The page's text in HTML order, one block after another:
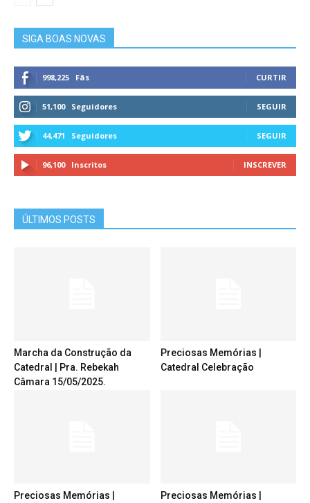
SIGA BOAS NOVAS
998,225 Fãs CURTIR
51,100 Seguidores SEGUIR
44,471 Seguidores SEGUIR
96,100 Inscritos INSCREVER
ÚLTIMOS POSTS
Marcha da Construção da
Catedral | Pra. Rebekah
Câmara 15/05/2025.
Preciosas Memórias |
Catedral Celebração
Preciosas Memórias |
Preciosas Memórias |